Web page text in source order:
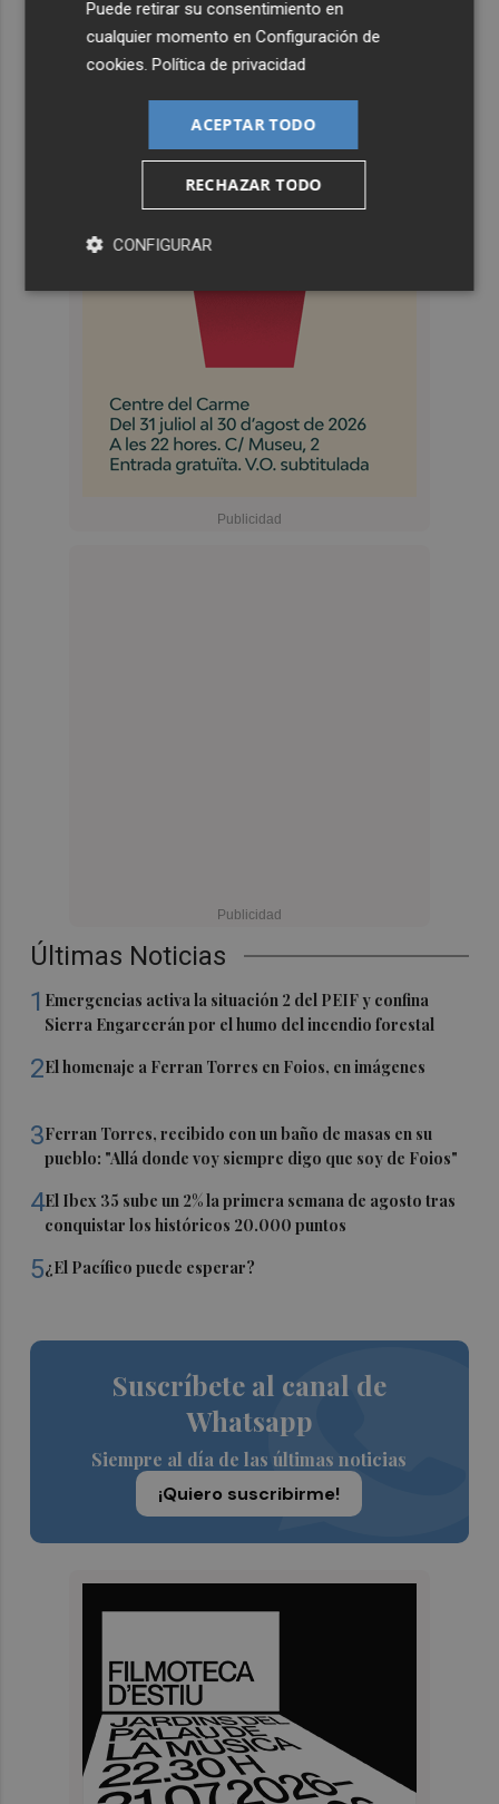
Últimas Noticias
1 Emergencias activa la situación 2 del PEIF y confina
Sierra Engarcerán por el humo del incendio forestal
2El homenaje a Ferran Torres en Foios, en imágenes
3Ferran Torres, recibido con un baño de masas en su
pueblo: "Allá donde voy siempre digo que soy de Foios"
4El Ibex 35 sube un 2% la primera semana de agosto tras
conquistar los históricos 20.000 puntos
5¿El Pacífico puede esperar?
Suscríbete al canal de
Whatsapp
Siempre al día de las últimas noticias
¡Quiero suscribirme!
Puede retirar su consentimiento en
cualquier momento enConfiguración de
cookies.Política de privacidad
ACEPTAR TODO
RECHAZAR TODO
CONFIGURAR